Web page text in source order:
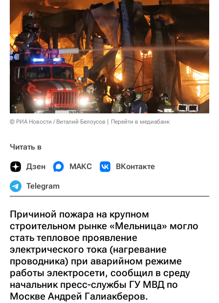
© РИА Новости / Виталий Белоусов Перейти в медиабанк
Читать в
Дзен МАКС ВКонтакте
Telegram
Причиной пожара на крупном
строительном рынке «Мельница» могло
стать тепловое проявление
электрического тока (нагревание
проводника) при аварийном режиме
работы электросети, сообщил в среду
начальник пресс-службы ГУ МВД по
Москве Андрей Галиакберов.